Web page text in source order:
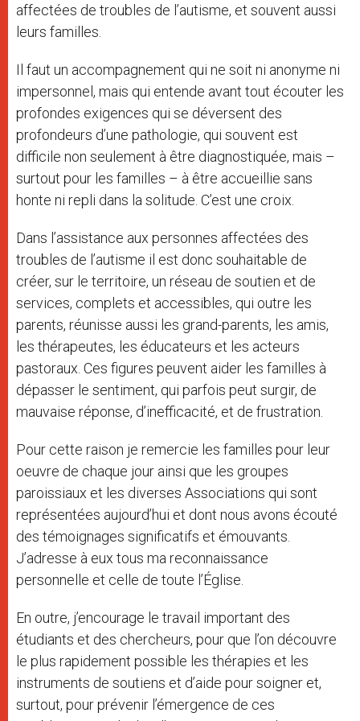
affectées de troubles de l’autisme, et souvent aussi
leurs familles.
Il faut un accompagnement qui ne soit ni anonyme ni
impersonnel, mais qui entende avant tout écouter les
profondes exigences qui se déversent des
profondeurs d’une pathologie, qui souvent est
difficile non seulement à être diagnostiquée, mais –
surtout pour les familles – à être accueillie sans
honte ni repli dans la solitude. C’est une croix.
Dans l’assistance aux personnes affectées des
troubles de l’autisme il est donc souhaitable de
créer, sur le territoire, un réseau de soutien et de
services, complets et accessibles, qui outre les
parents, réunisse aussi les grand-parents, les amis,
les thérapeutes, les éducateurs et les acteurs
pastoraux. Ces figures peuvent aider les familles à
dépasser le sentiment, qui parfois peut surgir, de
mauvaise réponse, d’inefficacité, et de frustration.
Pour cette raison je remercie les familles pour leur
oeuvre de chaque jour ainsi que les groupes
paroissiaux et les diverses Associations qui sont
représentées aujourd’hui et dont nous avons écouté
des témoignages significatifs et émouvants.
J’adresse à eux tous ma reconnaissance
personnelle et celle de toute l’Église.
En outre, j’encourage le travail important des
étudiants et des chercheurs, pour que l’on découvre
le plus rapidement possible les thérapies et les
instruments de soutiens et d’aide pour soigner et,
surtout, pour prévenir l’émergence de ces